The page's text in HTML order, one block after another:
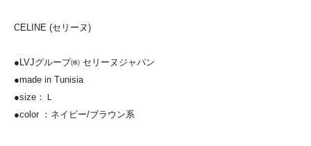
CELINE (セリーヌ)
●LVJグループ㈱ セリーヌジャパン
●made in Tunisia
●size：Ｌ
●color ：ネイビー/ブラウン系